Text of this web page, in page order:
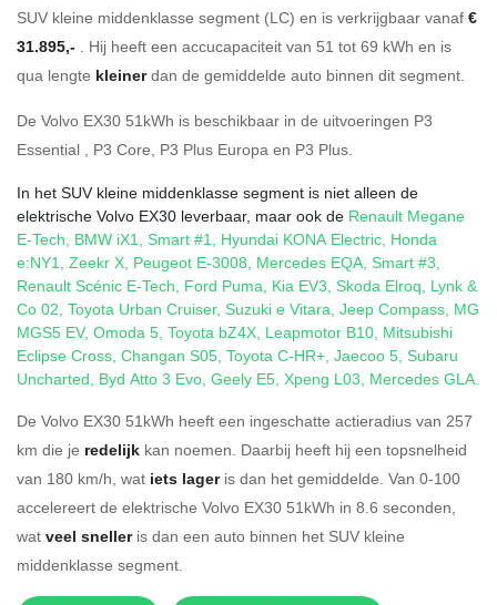
SUV kleine middenklasse segment (LC) en is verkrijgbaar vanaf €
31.895,- . Hij heeft een accucapaciteit van 51 tot 69 kWh en is
qua lengte kleinerdan de gemiddelde auto binnen dit segment.
De Volvo EX30 51kWh is beschikbaar in de uitvoeringen P3
Essential , P3 Core, P3 Plus Europa en P3 Plus.
In het SUV kleine middenklasse segment is niet alleen de
elektrische Volvo EX30 leverbaar, maar ook de Renault Megane
E-Tech, BMW iX1, Smart #1, Hyundai KONA Electric, Honda
e:NY1, Zeekr X, Peugeot E-3008, Mercedes EQA, Smart #3,
Renault Scénic E-Tech, Ford Puma, Kia EV3, Skoda Elroq, Lynk &
Co 02, Toyota Urban Cruiser, Suzuki e Vitara, Jeep Compass, MG
MGS5 EV, Omoda 5, Toyota bZ4X, Leapmotor B10, Mitsubishi
Eclipse Cross, Changan S05, Toyota C-HR+, Jaecoo 5, Subaru
Uncharted, Byd Atto 3 Evo, Geely E5, Xpeng L03, Mercedes GLA.
De Volvo EX30 51kWh heeft een ingeschatte actieradius van 257
km die je redelijk kan noemen. Daarbij heeft hij een topsnelheid
van 180 km/h, wat iets lageris dan het gemiddelde. Van 0-100
accelereert de elektrische Volvo EX30 51kWh in 8.6 seconden,
wat veel snelleris dan een auto binnen het SUV kleine
middenklasse segment.